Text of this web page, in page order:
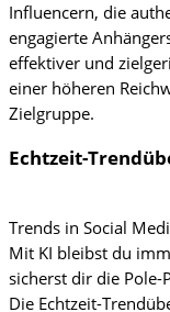
Influencern, die
engagierte
effektiver und
einer höheren
Zielgruppe.
Echtzeit-
Trends in Social
Mit KI bleibst du
sicherst dir die
Die Echtzeit-